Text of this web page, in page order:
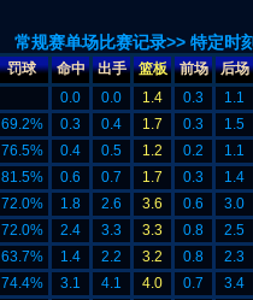
特定时
常规赛单场比赛记录>>
罚球 命中 出手 篮板 前场 后场
0.0 0.0 1.4 0.3 1.1
69.2% 0.3 0.4 1.7 0.3 1.5
76.5% 0.4 0.5 1.2 0.2 1.1
81.5% 0.6 0.7 1.7 0.3 1.4
72.0% 1.8 2.6 3.6 0.6 3.0
72.0% 2.4 3.3 3.3 0.8 2.5
63.7% 1.4 2.2 3.2 0.8 2.3
74.4% 3.1 4.1 4.0 0.7 3.4